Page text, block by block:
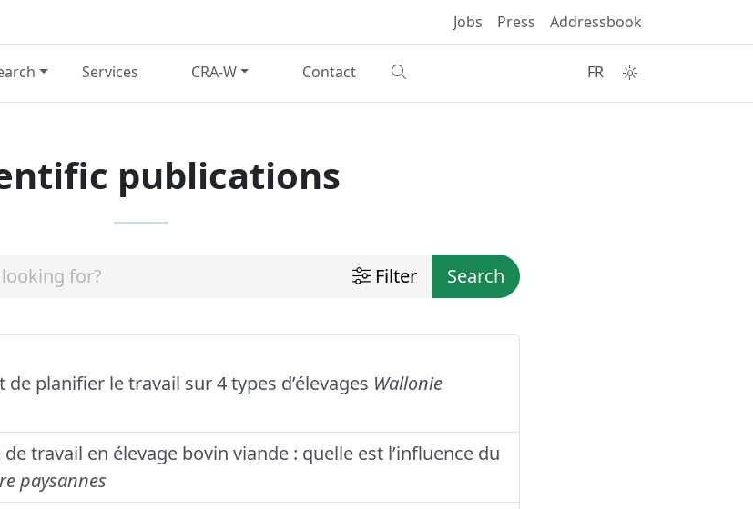
Jobs Press Addressbook
Services CRA-W Contact FR
publications
Filter Search
de planifier le travail sur 4 types d’élevages Wallonie
de travail en élevage bovin viande : quelle est l’influence du
paysannes